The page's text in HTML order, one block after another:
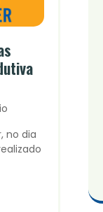
no dia